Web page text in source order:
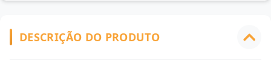
DESCRIÇÃO DO PRODUTO